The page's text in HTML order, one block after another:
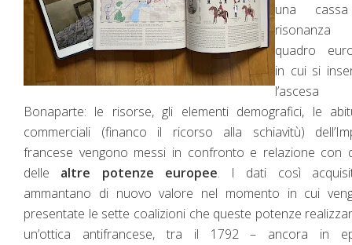
una
quadro
in cui si
Bonaparte: le risorse, gli elementi demografici, le
commerciali (financo il ricorso alla schiavitù)
francese vengono messi in confronto e relazione con
delle altre potenze europee. I dati così
ammantano di nuovo valore nel momento in cui
presentate le sette coalizioni che queste potenze
un’ottica antifrancese, tra il 1792 – ancora in